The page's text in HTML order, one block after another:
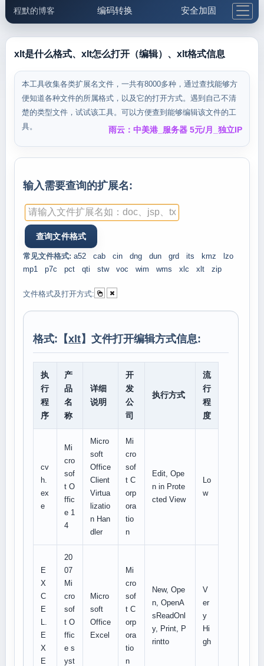
程默的博客 编码转换 安全加固
邮件工具 生活便民 更多工具
5.1支付宝大红包
xlt是什么格式、xlt怎么打开（编辑）、xlt格式信息
本工具收集各类扩展名文件，一共有8000多种，通过查找能够方
便知道各种文件的所属格式，以及它的打开方式。遇到自己不清
楚的类型文件，试试该工具。可以方便查到能够编辑该文件的工
具。
雨云：中美港_服务器 5元/月_独立IP
输入需要查询的扩展名:
常见文件格式: a52 cab cin dng dun grd its kmz
lzo
mp1
p7c pct qti stw voc wim wms xlc xlt zip
文件格式及打开方式:
格式:【xlt】文件打开编辑方式信息:
执
行
程
序
产
品
名
称
详细
说明
开
发
公
司
执行方式
流
行
程
度
cv
h.
ex
e
Mi
cro
sof
t O
ffic
e 1
4
Micro
soft
Office
Client
Virtua
lizatio
n Han
dler
Mi
cro
sof
t C
orp
ora
tio
n
Edit, Ope
n in Prote
cted View
Lo
w
E
X
C
E
L.
E
X
E
20
07
Mi
cro
sof
t O
ffic
e s
yst
Micro
soft
Office
Excel
Mi
cro
sof
t C
orp
ora
tio
n
New, Ope
n, OpenA
sReadOnl
y, Print, P
rintto
V
er
y
Hi
gh